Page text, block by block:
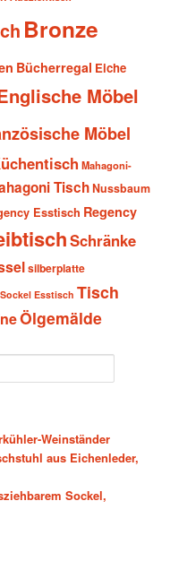
Bronze
Bücherregal Eiche
Möbel
Möbel
Mahagoni-
TischNussbaum
Esstisch Regency
Schränke
silberplatte
Sockel Esstisch Tisch
Ölgemälde
Weinständer
aus Eichenleder,
Sockel,